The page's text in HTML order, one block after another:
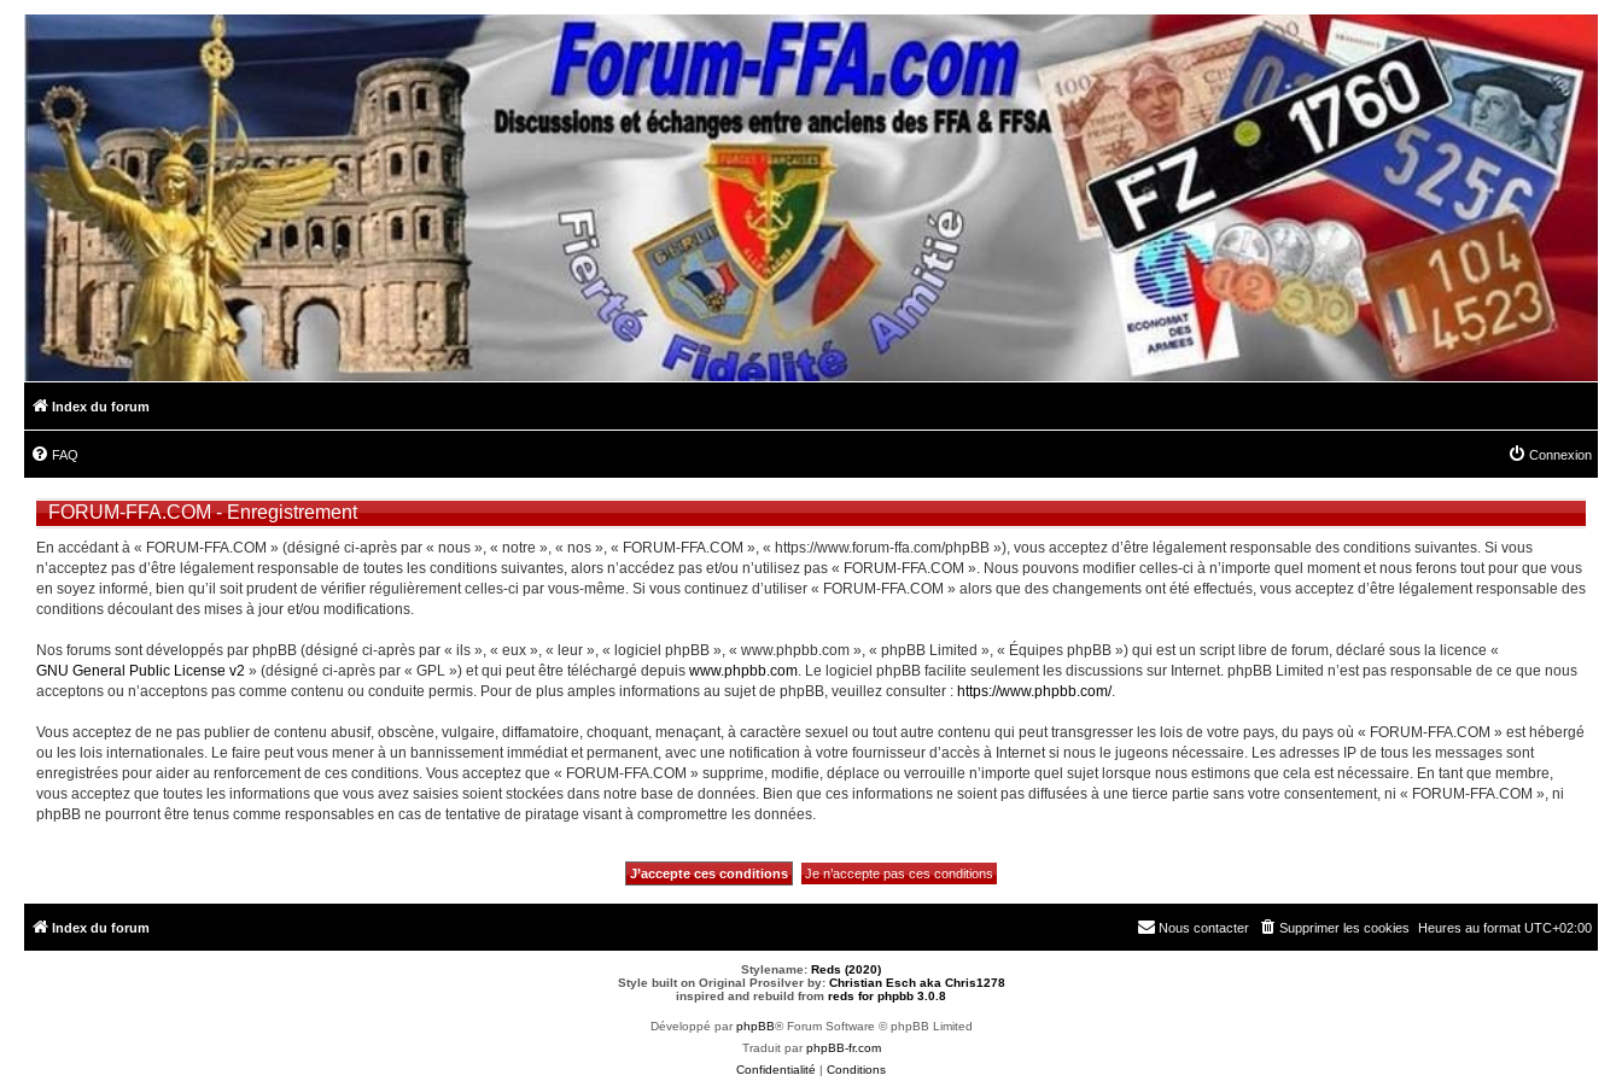
Index du forum
FAQ Connexion
FORUM-FFA.COM - Enregistrement
En accédant à « FORUM-FFA.COM » (désigné ci-après par « nous », « notre », « nos », « FORUM-FFA.COM », « https://www.forum-ffa.com/phpBB »), vous acceptez d’être légalement responsable des conditions suivantes. Si vous
n’acceptez pas d’être légalement responsable de toutes les conditions suivantes, alors n’accédez pas et/ou n’utilisez pas « FORUM-FFA.COM ». Nous pouvons modifier celles-ci à n’importe quel moment et nous ferons tout pour que vous
en soyez informé, bien qu’il soit prudent de vérifier régulièrement celles-ci par vous-même. Si vous continuez d’utiliser « FORUM-FFA.COM » alors que des changements ont été effectués, vous acceptez d’être légalement responsable des
conditions découlant des mises à jour et/ou modifications.
Nos forums sont développés par phpBB (désigné ci-après par « ils », « eux », « leur », « logiciel phpBB », « www.phpbb.com », « phpBB Limited », « Équipes phpBB ») qui est un script libre de forum, déclaré sous la licence «
GNU General Public License v2 » (désigné ci-après par « GPL ») et qui peut être téléchargé depuis www.phpbb.com. Le logiciel phpBB facilite seulement les discussions sur Internet. phpBB Limited n’est pas responsable de ce que nous
acceptons ou n’acceptons pas comme contenu ou conduite permis. Pour de plus amples informations au sujet de phpBB, veuillez consulter : https://www.phpbb.com/.
Vous acceptez de ne pas publier de contenu abusif, obscène, vulgaire, diffamatoire, choquant, menaçant, à caractère sexuel ou tout autre contenu qui peut transgresser les lois de votre pays, du pays où « FORUM-FFA.COM » est hébergé
ou les lois internationales. Le faire peut vous mener à un bannissement immédiat et permanent, avec une notification à votre fournisseur d’accès à Internet si nous le jugeons nécessaire. Les adresses IP de tous les messages sont
enregistrées pour aider au renforcement de ces conditions. Vous acceptez que « FORUM-FFA.COM » supprime, modifie, déplace ou verrouille n’importe quel sujet lorsque nous estimons que cela est nécessaire. En tant que membre,
vous acceptez que toutes les informations que vous avez saisies soient stockées dans notre base de données. Bien que ces informations ne soient pas diffusées à une tierce partie sans votre consentement, ni « FORUM-FFA.COM », ni
phpBB ne pourront être tenus comme responsables en cas de tentative de piratage visant à compromettre les données.
Index du forum Heures au format UTC+02:00
Supprimer les cookies
Nous contacter
Stylename: Reds (2020)
Style built on Original Prosilver by: Christian Esch aka Chris1278
inspired and rebuild from reds for phpbb 3.0.8
Développé parphpBB® Forum Software © phpBB Limited
Traduit parphpBB-fr.com
Confidentialité | Conditions